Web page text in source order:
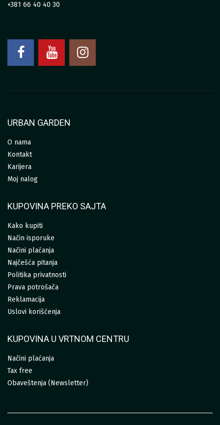
+381 66 40 40 30
URBAN GARDEN
O nama
Kontakt
Karijera
Moj nalog
KUPOVINA PREKO SAJTA
Kako kupiti
Način isporuke
Načini plaćanja
Najčešća pitanja
Politika privatnosti
Prava potrošača
Reklamacija
Uslovi korišćenja
KUPOVINA U VRTNOM CENTRU
Načini plaćanja
Tax free
Obaveštenja (Newsletter)